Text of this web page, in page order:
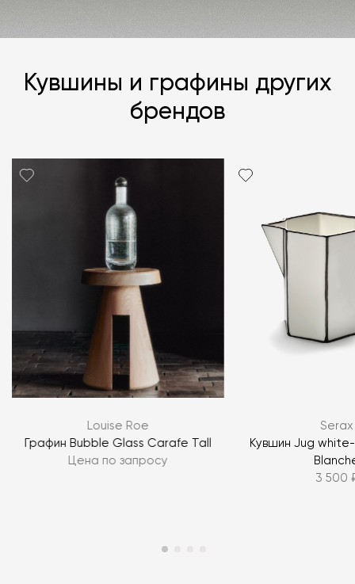
Я согласен с политикой персональных данных
ЗАДАТЬ ВОПРОС
Кувшины и графины других
брендов
Louise Roe
Графин Bubble Glass Carafe Tall
Цена по запросу
Serax
Кувшин Jug
3 500